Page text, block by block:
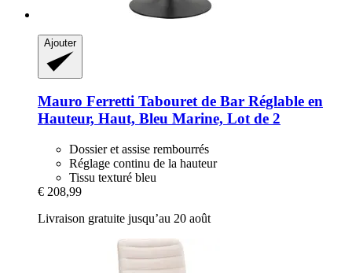
Ajouter
Mauro Ferretti Tabouret de Bar Réglable en
Hauteur, Haut, Bleu Marine, Lot de 2
Dossier et assise rembourrés
Réglage continu de la hauteur
Tissu texturé bleu
€ 208,99
Livraison gratuite jusqu’au 20 août